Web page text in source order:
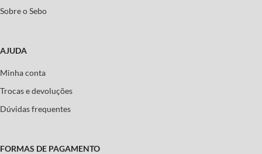
Sobre o Sebo
AJUDA
Minha conta
Trocas e devoluções
Dúvidas frequentes
FORMAS DE PAGAMENTO